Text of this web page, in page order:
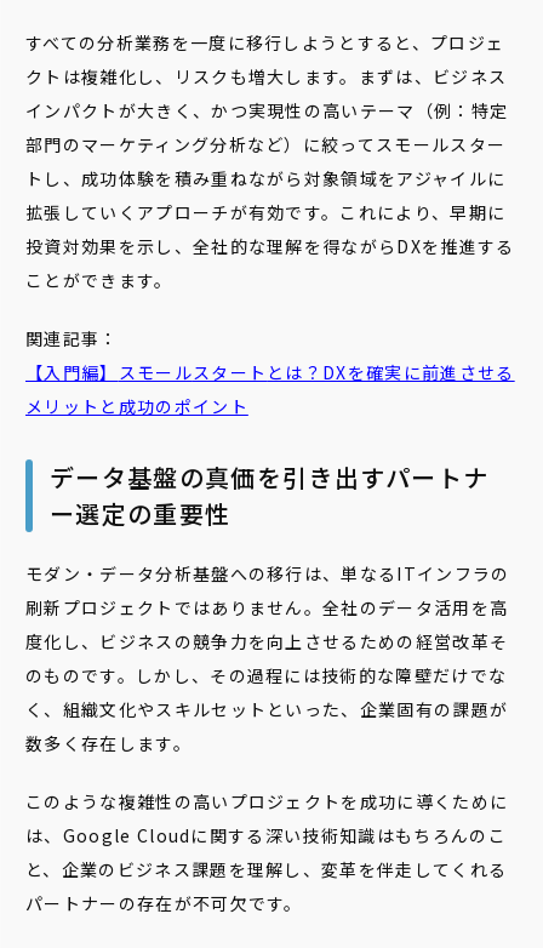
すべての分析業務を一度に移行しようとすると、プロジェ
クトは複雑化し、リスクも増大します。まずは、ビジネス
インパクトが大きく、かつ実現性の高いテーマ（例：特定
部門のマーケティング分析など）に絞ってスモールスター
トし、成功体験を積み重ねながら対象領域をアジャイルに
拡張していくアプローチが有効です。これにより、早期に
投資対効果を示し、全社的な理解を得ながらDXを推進する
ことができます。
関連記事：
【入門編】 スモールスタート とは？DXを確実に前進させる
メリットと成功のポイント
データ基盤の真価を引き出すパートナ
ー選定の重要性
モダン・データ分析基盤への移行は、単なるITインフラの
刷新プロジェクトではありません。全社のデータ活用を高
度化し、ビジネスの競争力を向上させるための経営改革そ
のものです。しかし、その過程には技術的な障壁だけでな
く、組織文化やスキルセットといった、企業固有の課題が
数多く存在します。
このような複雑性の高いプロジェクトを成功に導くために
は、Google Cloudに関する深い技術知識はもちろんのこ
と、企業のビジネス課題を理解し、変革を伴走してくれる
パートナーの存在が不可欠です。